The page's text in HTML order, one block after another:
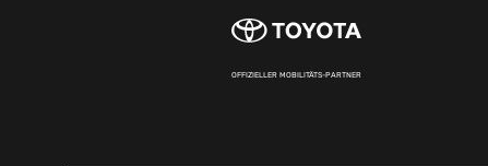
OFFIZIELLER MOBILITÄTS-PARTNER